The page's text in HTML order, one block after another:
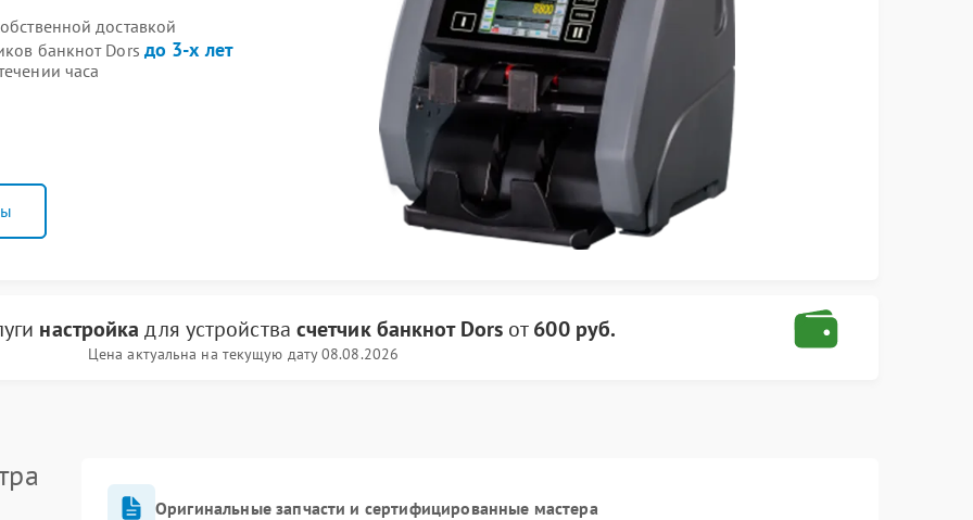
доставкой
банкнот Dors до 3-х лет
часа
настройка для устройства счетчик банкнот Dorsот600 руб.
Цена актуальна на текущую дату 08.08.2026
Оригинальные запчасти и сертифицированные мастера